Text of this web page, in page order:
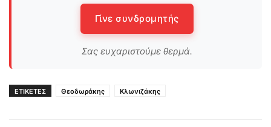
Γίνε συνδρομητής
Σας ευχαριστούμε θερμά.
ΕΤΙΚΕΤΕΣ Θεοδωράκης Κλωνιζάκης